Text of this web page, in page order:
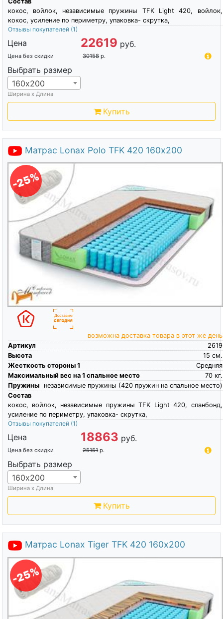
кокос, войлок, независимые пружины TFK Light 420, войлок,
кокос, усиление по периметру, упаковка- скрутка,
Отзывы покупателей (1)
Цена 22619 руб.
Цена без скидки 30158 р.
Выбрать размер
160х200
Ширина х Длина
Купить
Матрас Lonax Polo TFK 420 160х200
-25%
возможна доставка товара в этот же день
Артикул
2619
Высота
см.
15
Жесткость стороны 1
Средняя
Максимальный вес на 1 спальное место
кг.
70
Пружины
независимые пружины (420 пружин на спальное место)
Состав
кокос, войлок, независимые пружины TFK Light 420, спанбонд,
усиление по периметру, упаковка- скрутка,
Отзывы покупателей (1)
Цена 18863 руб.
Цена без скидки 25151 р.
Выбрать размер
160х200
Ширина х Длина
Купить
Матрас Lonax Tiger TFK 420 160х200
-25%